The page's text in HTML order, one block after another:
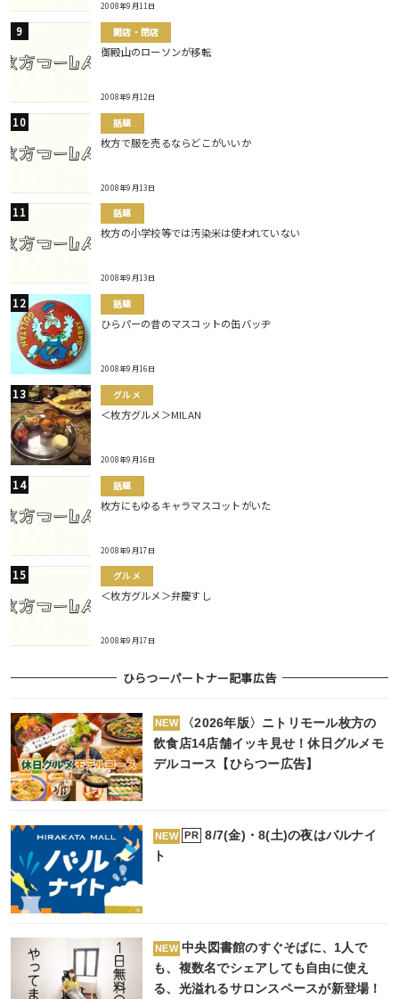
2008年9月11日
開店・閉店
御殿山のローソンが移転
2008年9月12日
話題
枚方で服を売るならどこがいいか
2008年9月13日
話題
枚方の小学校等では汚染米は使われていない
2008年9月13日
話題
ひらパーの昔のマスコットの缶バッヂ
2008年9月16日
グルメ
＜枚方グルメ＞MILAN
2008年9月16日
話題
枚方にもゆるキャラマスコットがいた
2008年9月17日
グルメ
＜枚方グルメ＞弁慶すし
2008年9月17日
ひらつーパートナー記事広告
NEW
〈2026年版〉ニトリモール枚方の
飲食店14店舗イッキ見せ！休日グルメモ
デルコース【ひらつー広告】
NEW PR
8/7(金)・8(土)の夜はバルナイ
ト
NEW 中央図書館のすぐそばに、1人で
も、複数名でシェアしても自由に使え
る、光溢れるサロンスペースが新登場！